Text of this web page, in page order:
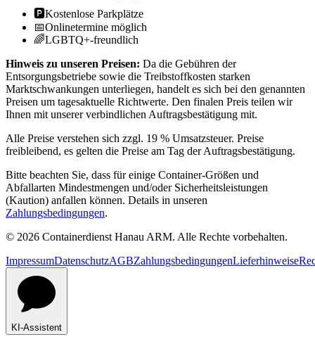
🅿️Kostenlose Parkplätze
📅Onlinetermine möglich
🌈LGBTQ+-freundlich
Hinweis zu unseren Preisen: Da die Gebühren der
Entsorgungsbetriebe sowie die Treibstoffkosten starken
Marktschwankungen unterliegen, handelt es sich bei den genannten
Preisen um tagesaktuelle Richtwerte. Den finalen Preis teilen wir
Ihnen mit unserer verbindlichen Auftragsbestätigung mit.
Alle Preise verstehen sich zzgl. 19 % Umsatzsteuer. Preise
freibleibend, es gelten die Preise am Tag der Auftragsbestätigung.
Bitte beachten Sie, dass für einige Container-Größen und
Abfallarten Mindestmengen und/oder Sicherheitsleistungen
(Kaution) anfallen können. Details in unseren
Zahlungsbedingungen.
© 2026 Containerdienst Hanau ARM. Alle Rechte vorbehalten.
ImpressumDatenschutzAGBZahlungsbedingungenLieferhinweise
KI-Assistent